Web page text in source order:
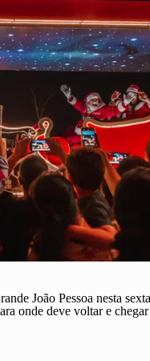
João Pessoa nesta
onde deve voltar e chegar